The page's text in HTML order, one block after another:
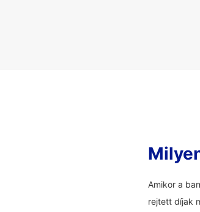
Amikor a
rejtett díjak